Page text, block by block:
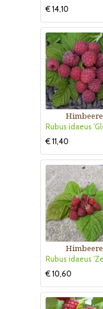
€ 14,10
Himbeere
€ 11,40
Himbeere
€ 10,60